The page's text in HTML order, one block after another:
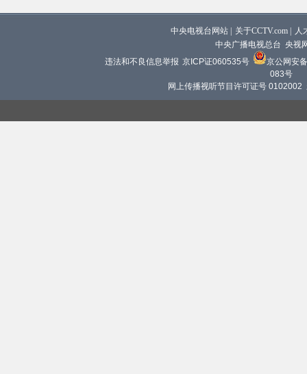
中央电视台网站 关于CCTV.com
人
中央广播电视总台 央视
违法和不良信息举报 京ICP证060535号
京公网安
083号
网上传播视听节目许可证号